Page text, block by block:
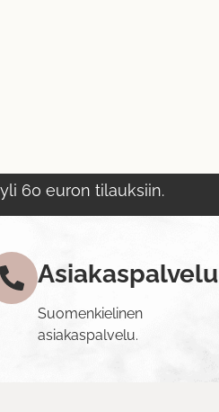
60 euron tilauksiin.
Asiakaspalvelu
Suomenkielinen
asiakaspalvelu.